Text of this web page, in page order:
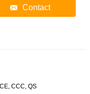
Contact
CCC, QS